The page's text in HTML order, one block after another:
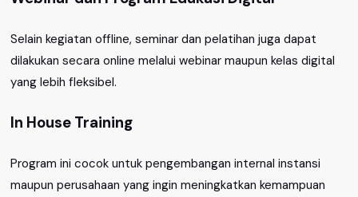
Selain kegiatan offline, seminar dan pelatihan juga dapat
dilakukan secara online melalui webinar maupun kelas digital
yang lebih fleksibel.
In House Training
Program ini cocok untuk pengembangan internal instansi
maupun perusahaan yang ingin meningkatkan kemampuan